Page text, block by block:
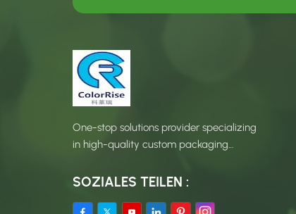
One-stop solutions provider specializing
in high-quality custom packaging
SOZIALES TEILEN :